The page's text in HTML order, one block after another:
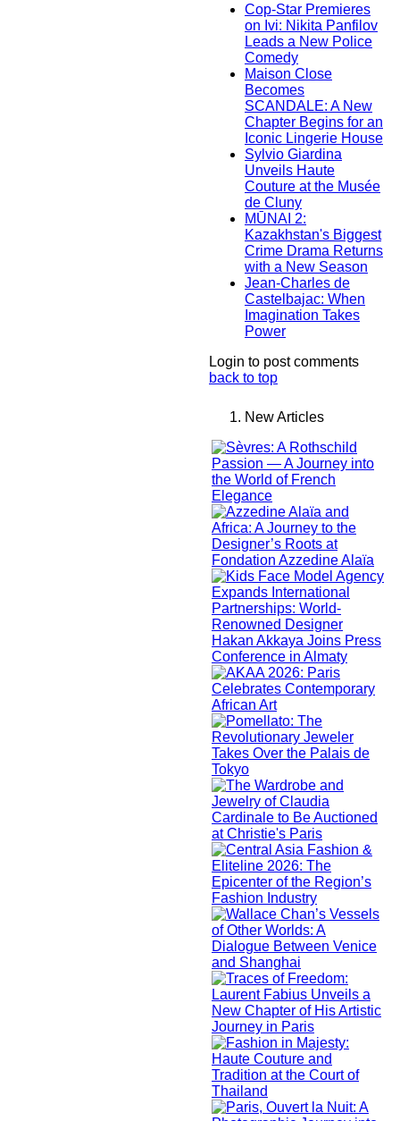
Cop-Star Premieres
on Ivi: Nikita Panfilov
Leads a New Police
Comedy
Maison Close
Becomes
SCANDALE: A New
Chapter Begins for an
Iconic Lingerie House
Sylvio Giardina
Unveils Haute
Couture at the Musée
de Cluny
MŪNAI 2:
Kazakhstan's Biggest
Crime Drama Returns
with a New Season
Jean-Charles de
Castelbajac: When
Imagination Takes
Power
Login to post comments
back to top
New Articles